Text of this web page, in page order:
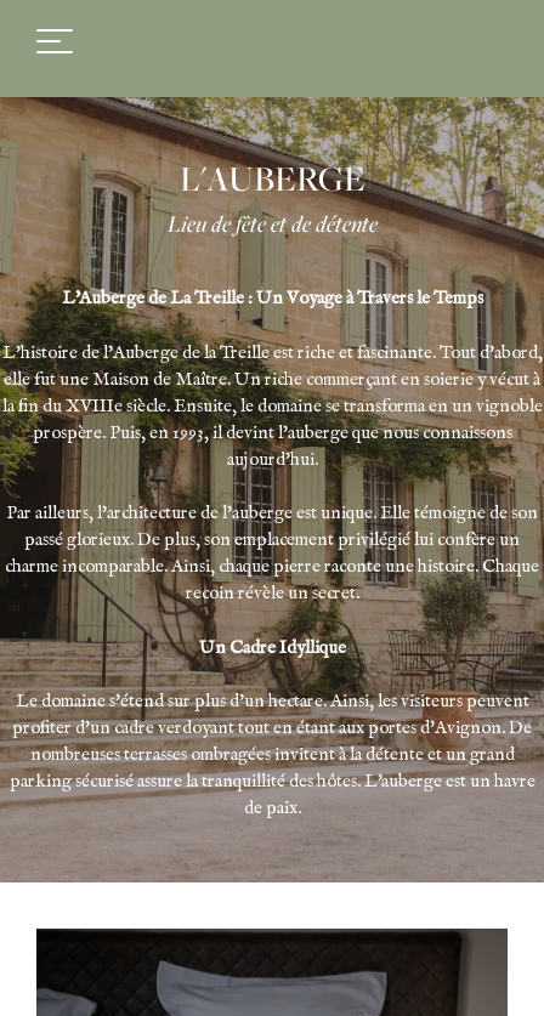
L'AUBERGE
Lieu de fête et de détente
L'Auberge de La Treille : Un Voyage à Travers le Temps
L'histoire de l'Auberge de la Treille est riche et fascinante. Tout d'abord,
elle fut une Maison de Maître. Un riche commerçant en soierie y vécut à
la fin du XVIIIe siècle. Ensuite, le domaine se transforma en un vignoble
prospère. Puis, en 1993, il devint l'auberge que nous connaissons
aujourd'hui.
Par ailleurs,l'architecture de l'aubergeest unique. Elle témoigne de son
passé glorieux. De plus, son emplacement privilégié lui confère un
charme incomparable. Ainsi, chaque pierre raconte une histoire. Chaque
recoin révèle un secret.
Un Cadre Idyllique
Le domaine s'étend sur plus d'un hectare. Ainsi, les visiteurs peuvent
profiter d'un cadre verdoyant tout en étant aux portes d'Avignon. De
nombreuses terrasses ombragées invitent à la détente et un grand
parking sécurisé assure la tranquillité des hôtes. L'auberge est un havre
de paix.